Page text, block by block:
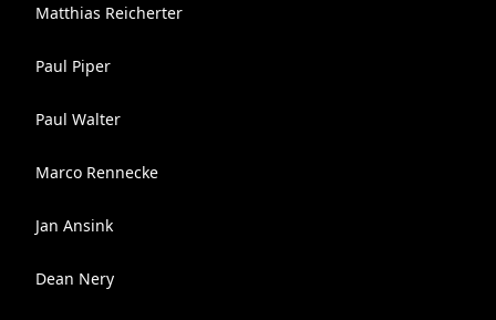
Matthias Reicherter
Paul Piper
Paul Walter
Marco Rennecke
Jan Ansink
Dean Nery